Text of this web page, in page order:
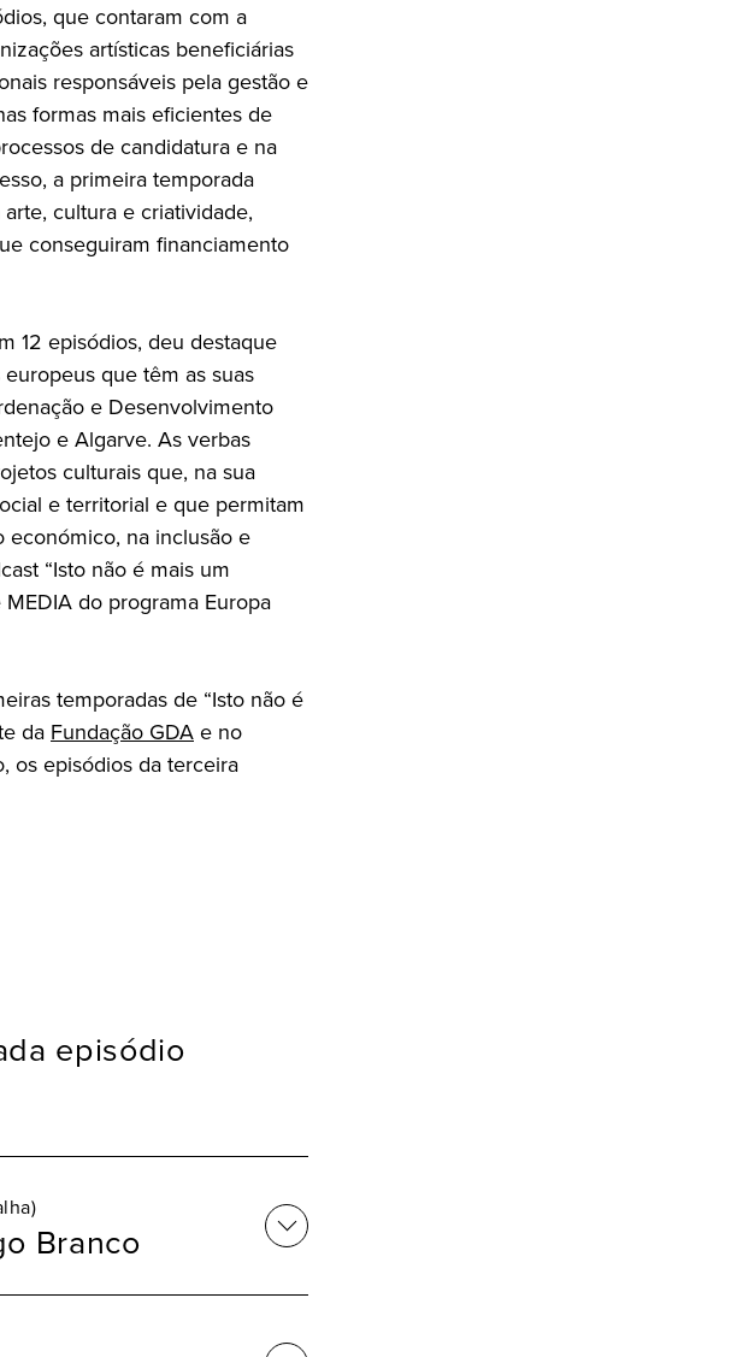
que contaram com a
artísticas beneficiárias
responsáveis pela gestão e
formas mais eficientes de
de candidatura e na
a primeira temporada
cultura e criatividade,
conseguiram financiamento
12 episódios, deu destaque
que têm as suas
e Desenvolvimento
e Algarve. As verbas
culturais que, na sua
e territorial e que permitam
na inclusão e
“Isto não é mais um
do programa Europa
temporadas de “Isto não é
da Fundação GDA e no
os episódios da terceira
episódio
Branco